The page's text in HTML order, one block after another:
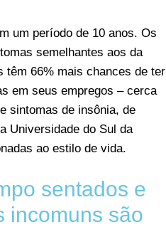
um período de 10 anos. Os
semelhantes aos da
têm 66% mais chances de ter
em seus empregos – cerca
sintomas de insônia, de
Universidade do Sul da
ao estilo de vida.
sentados e
incomuns são